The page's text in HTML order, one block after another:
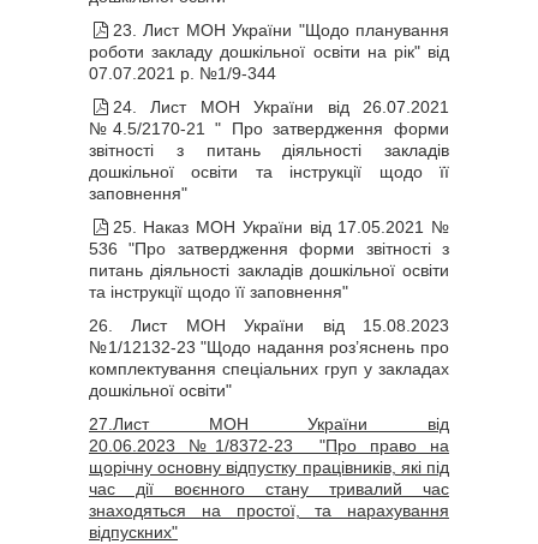
23. Лист МОН України "Щодо планування
роботи закладу дошкільної освіти на рік" від
07.07.2021 р. №1/9-344
24. Лист МОН України від 26.07.2021
№4.5/2170-21 " Про затвердження форми
звітності з питань діяльності закладів
дошкільної освіти та інструкції щодо її
заповнення"
25. Наказ МОН України від 17.05.2021 №
536 "Про затвердження форми звітності з
питань діяльності закладів дошкільної освіти
та інструкції щодо її заповнення"
26. Лист МОН України від 15.08.2023
№1/12132-23 "Щодо надання роз’яснень про
комплектування спеціальних груп у закладах
дошкільної освіти"
27. Лист МОН України від
20.06.2023 №1/8372-23
"Про право на
щорічну основну відпустку працівників, які під
час дії воєнного стану тривалий час
знаходяться на простої, та нарахування
відпускних"